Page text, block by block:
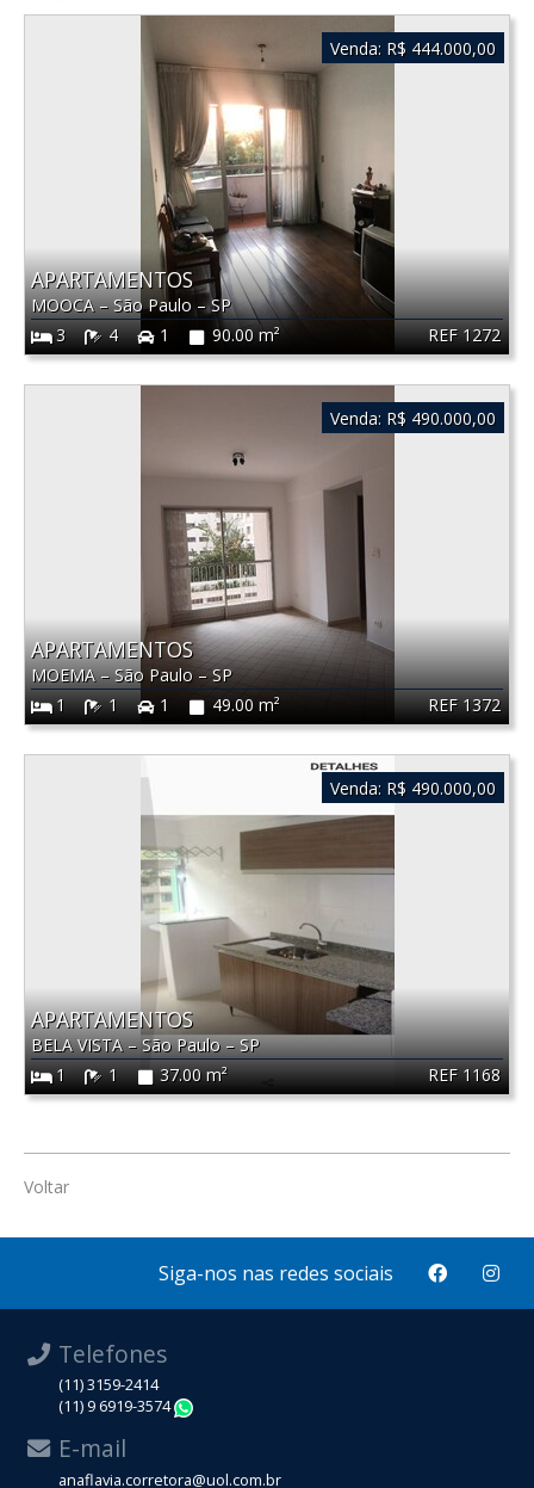
REF 1272
APARTAMENTOS
MOOCA–São Paulo –SP
3
4 1 90.00 m²
Venda: R$ 444.000,00
REF 1372
APARTAMENTOS
MOEMA–São Paulo–SP
1
1 1 49.00 m²
Venda: R$ 490.000,00
REF 1168
APARTAMENTOS
BELA VISTA–São Paulo–SP
1
1 37.00 m²
Venda: R$ 490.000,00
Voltar
Siga-nos nas redes sociais
Telefones
(11) 3159-2414
(11) 9 6919-3574
E-mail
anaflavia.corretora@uol.com.br